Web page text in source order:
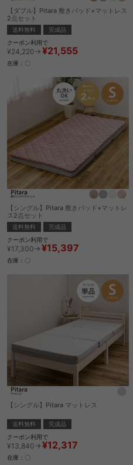
【ダブル】Pitara 敷きパッド+マットレス
2点セット
送料無料
完成品
クーポン利用で
¥24,220→ ¥21,555
在庫：〇
【シングル】Pitara 敷きパッド+マットレ
ス2点セット
送料無料
完成品
クーポン利用で
¥17,300→ ¥15,397
在庫：〇
【シングル】Pitara マットレス
送料無料
完成品
クーポン利用で
¥13,840→ ¥12,317
在庫：〇